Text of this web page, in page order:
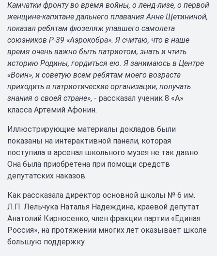
Камчатки фронту во время войны, о ленд-лизе, о первой
женщине-капитане дальнего плавания Анне Щетининой,
показал ребятам фюзеляж упавшего самолета
союзников Р-39 «Аэрокобра». Я считаю, что в наше
время очень важно быть патриотом, знать и чтить
историю Родины, гордиться ею. Я занимаюсь в Центре
«Воин», и советую всем ребятам моего возраста
приходить в патриотические организации, получать
знания о своей стране», - рассказал ученик 8 «А»
класса Артемий Афонин.
Иллюстрирующие материалы докладов были
показаны на интерактивной панели, которая
поступила в арсенал школьного музея не так давно.
Она была приобретена при помощи средств
депутатских наказов.
Как рассказала директор основной школы № 6 им.
Л.П. Лельчука Наталья Надеждина, краевой депутат
Анатолий Кирносенко, член фракции партии «Единая
Россия», на протяжении многих лет оказывает школе
большую поддержку.